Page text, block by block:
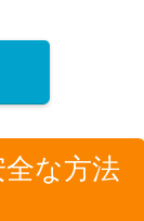
な方法